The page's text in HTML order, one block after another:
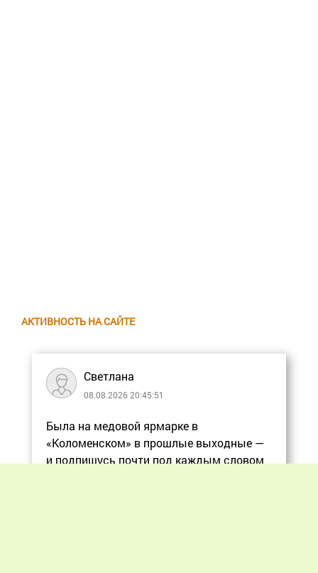
АКТИВНОСТЬ НА САЙТЕ
Светлана
08.08.2026 20:45:51
Была на медовой ярмарке в
«Коломенском» в прошлые выходные —
и подпишусь почти под каждым словом